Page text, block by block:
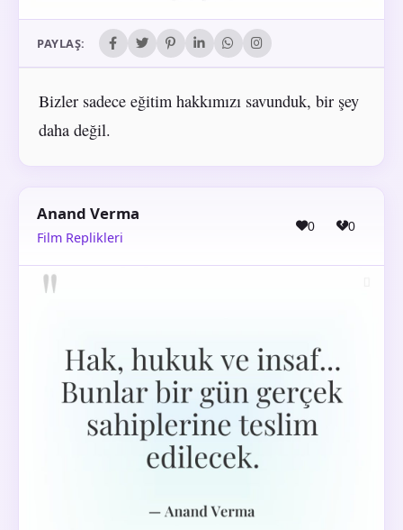
PAYLAŞ:
Bizler sadece eğitim hakkımızı savunduk, bir şey
daha değil.
Anand Verma
Film Replikleri
0 0